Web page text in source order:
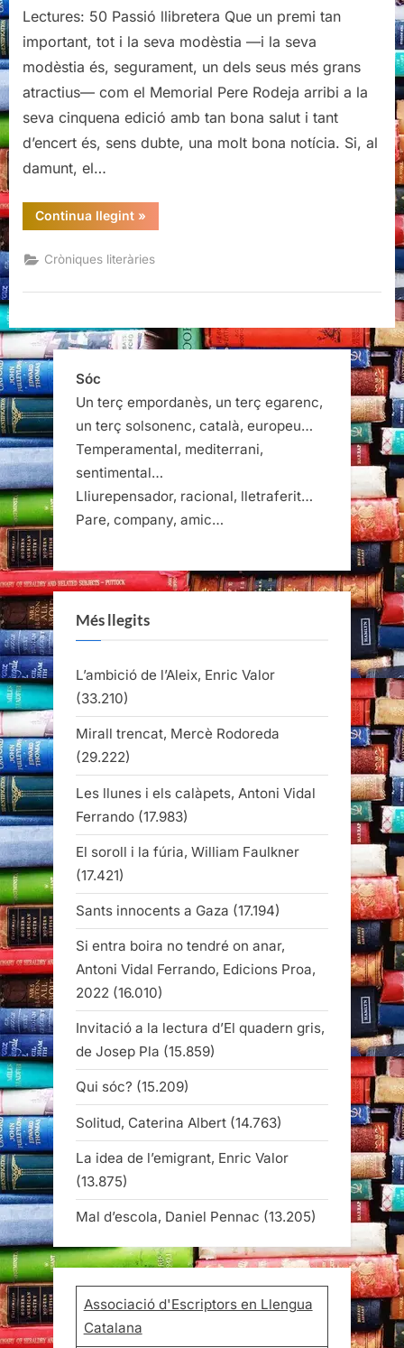
Lectures: 50 Passió llibretera Que un premi tan
important, tot i la seva modèstia —i la seva
modèstia és, segurament, un dels seus més grans
atractius— com el Memorial Pere Rodeja arribi a la
seva cinquena edició amb tan bona salut i tant
d’encert és, sens dubte, una molt bona notícia. Si, al
damunt, el…
Continua llegint“Vè
Premi
Pere
Rodeja”
»
Cròniques literàries
Sóc
Un terç empordanès, un terç egarenc,
un terç solsonenc, català, europeu…
Temperamental, mediterrani,
sentimental…
Lliurepensador, racional, lletraferit…
Pare, company, amic…
Més llegits
L’ambició de l’Aleix, Enric Valor
(33.210)
Mirall trencat, Mercè Rodoreda
(29.222)
Les llunes i els calàpets, Antoni Vidal
Ferrando (17.983)
El soroll i la fúria, William Faulkner
(17.421)
Sants innocents a Gaza (17.194)
Si entra boira no tendré on anar,
Antoni Vidal Ferrando, Edicions Proa,
2022 (16.010)
Invitació a la lectura d’El quadern gris,
de Josep Pla (15.859)
Qui sóc? (15.209)
Solitud, Caterina Albert (14.763)
La idea de l’emigrant, Enric Valor
(13.875)
Mal d’escola, Daniel Pennac (13.205)
Associació d'Escriptors en Llengua
Catalana